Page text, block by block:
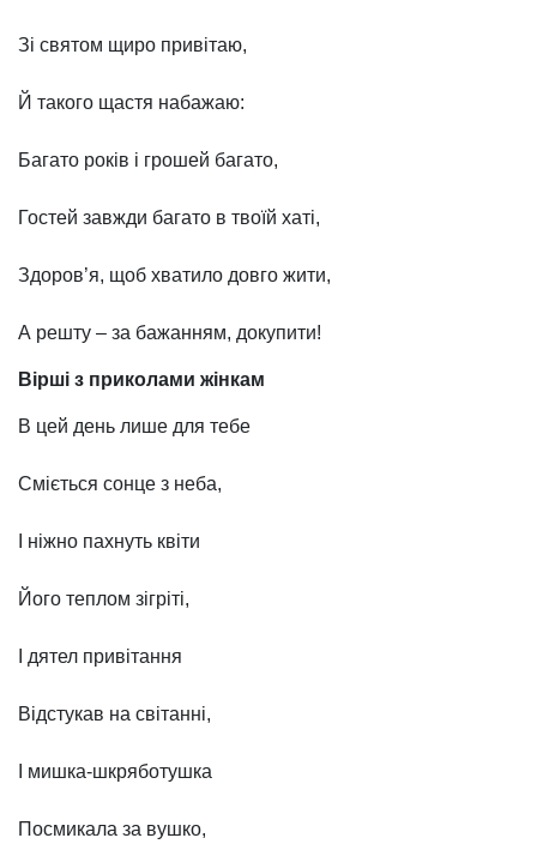
Зі святом щиро привітаю,
Й такого щастя набажаю:
Багато років і грошей багато,
Гостей завжди багато в твоїй хаті,
Здоров’я, щоб хватило довго жити,
А решту – за бажанням, докупити!
Вірші з приколами жінкам
В цей день лише для тебе
Сміється сонце з неба,
І ніжно пахнуть квіти
Його теплом зігріті,
І дятел привітання
Відстукав на світанні,
І мишка-шкряботушка
Посмикала за вушко,